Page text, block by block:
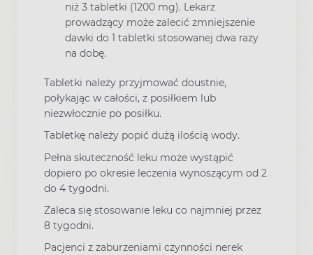
niż 3 tabletki (1200 mg). Lekarz
prowadzący może zalecić zmniejszenie
dawki do 1 tabletki stosowanej dwa razy
na dobę.
Tabletki należy przyjmować doustnie,
połykając w całości, z posiłkiem lub
niezwłocznie po posiłku.
Tabletkę należy popić dużą ilością wody.
Pełna skuteczność leku może wystąpić
dopiero po okresie leczenia wynoszącym od 2
do 4 tygodni.
Zaleca się stosowanie leku co najmniej przez
8 tygodni.
Pacjenci z zaburzeniami czynności nerek